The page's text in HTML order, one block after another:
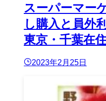
スーパーマー
し購入と員外
東京・千葉在
2023年2月25日